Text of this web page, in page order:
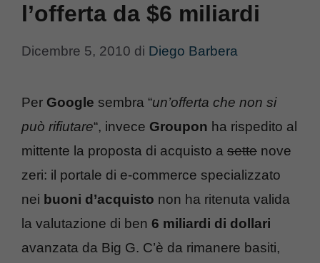
l’offerta da $6 miliardi
Dicembre 5, 2010 di Diego Barbera
Per Google sembra “un’offerta che non si
può rifiutare“, invece Groupon ha rispedito al
mittente la proposta di acquisto a sette nove
zeri: il portale di e-commerce specializzato
nei buoni d’acquisto non ha ritenuta valida
la valutazione di ben 6 miliardi di dollari
avanzata da Big G. C’è da rimanere basiti,